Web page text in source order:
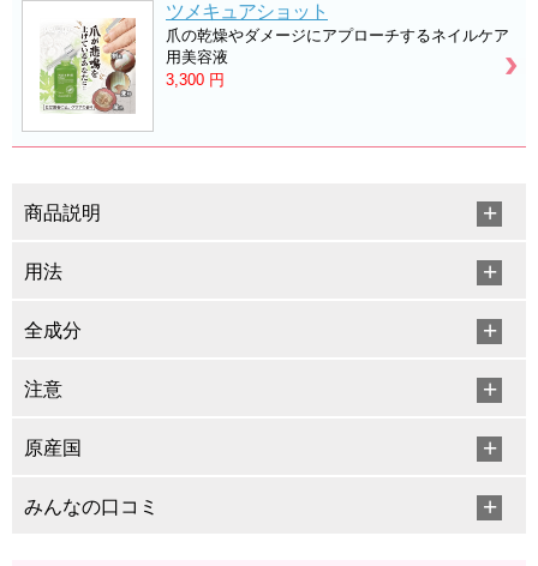
ツメキュアショット
爪の乾燥やダメージにアプローチするネイルケア
用美容液
3,300 円
商品説明
用法
全成分
注意
原産国
みんなの口コミ